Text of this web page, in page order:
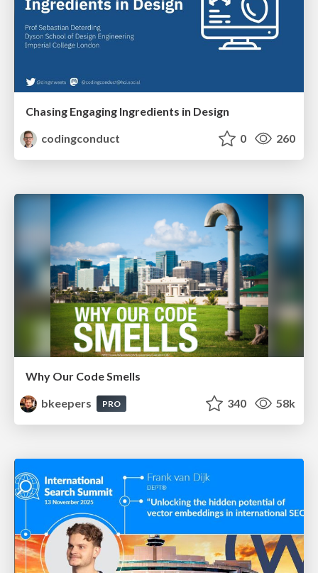
Chasing Engaging Ingredients in Design
codingconduct
0 260
Why Our Code Smells
bkeepers
PRO 340 58k